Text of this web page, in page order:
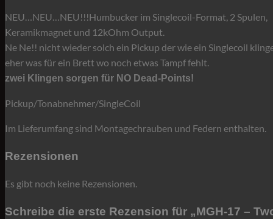
NEU…NEU…NEU!!!Humbucker im Singlecoil-Format, 2 Spulen,
Keramikmagnet und 12kOhm Output.
Ne Ne!! nicht wieder solch ein Pickup der wie ein Singlecoil
eher was für ein Brett wo noch etwas Tampf fehlt.
zwei Klingen sorgen für NO Dead-Points!
Pickup/Tonabnehmer/SingleCoil
Im Lieferumfang sind Montagechrauben und Federn enthalten.
Rezensionen
Es gibt noch keine Rezensionen.
Schreibe die erste Rezension für „MGH-17 –